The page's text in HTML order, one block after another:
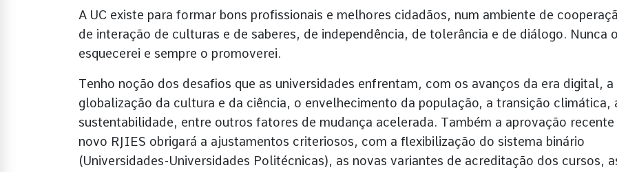
A UC existe para formar bons profissionais e melhores cidadãos, num ambiente de
de interação de culturas e de saberes, de independência, de tolerância e de diálogo. Nunca
esquecerei e sempre o promoverei.
Tenho noção dos desafios que as universidades enfrentam, com os avanços da era digital, a
globalização da cultura e da ciência, o envelhecimento da população, a transição climática,
sustentabilidade, entre outros fatores de mudança acelerada. Também a aprovação
novo RJIES obrigará a ajustamentos criteriosos, com a flexibilização do sistema binário
(Universidades-Universidades Politécnicas), as novas variantes de acreditação dos cursos,